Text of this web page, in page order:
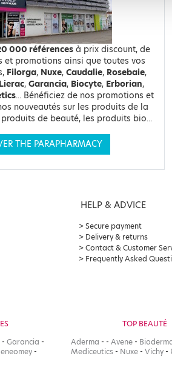
000 références à prix discount, de
et promotions ainsi que toutes vos
Filorga, Nuxe, Caudalie, Rosebaie,
Lierac, Garancia, Biocyte, Erborian,
... Bénéficiez de nos promotions et
nouveautés sur les produits de la
de beauté, les produits bio...
THE PARAPHARMACY
HELP & ADVICE
Secure payment
Delivery & returns
Contact & Customer
Frequently Asked
- Garancia -
-
TOP BEAUTÉ
Aderma - - Avene-
Mediceutics- Nuxe- Vichy-